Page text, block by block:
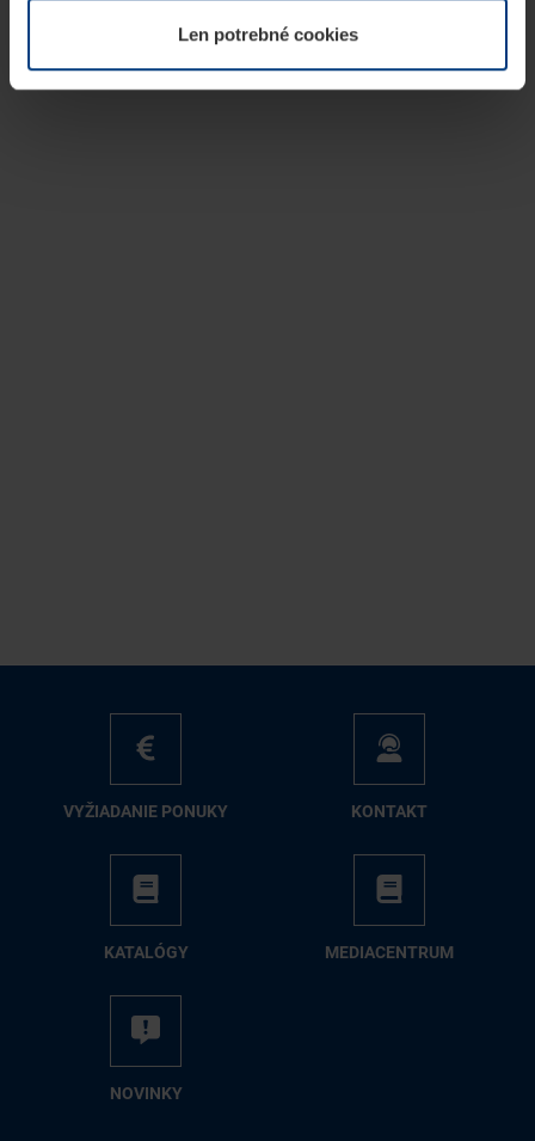
našej webovej stránky.Len potrebné cookies
VY­ŽIA­DA­NIE PO­NU­KY KON­TAKT
KA­TA­LÓ­GY ME­DIA­CEN­TRUM
NO­VIN­KY